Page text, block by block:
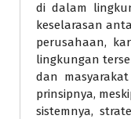
di dalam
keselarasan
perusahaan,
lingkungan
dan
prinsipnya,
sistemnya,